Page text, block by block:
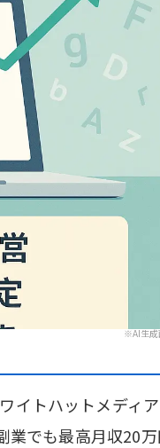
※AI生成
イトハットメディア
業でも最高月収20